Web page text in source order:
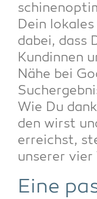
Dein
dabei, dass
Kun­din­nen
Nähe bei
Wie Du
den wirst
erreichst,
unse­rer vier
Eine